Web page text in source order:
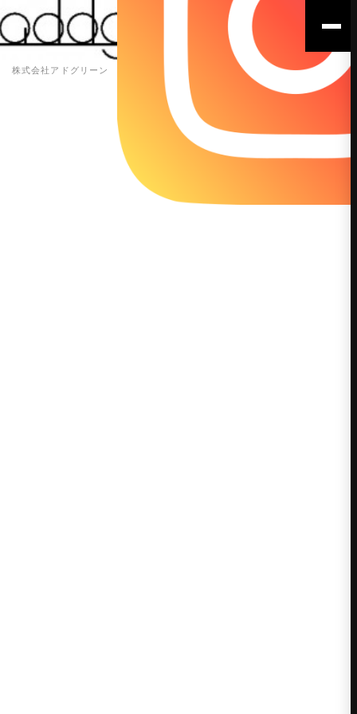
株式会社アドグリーン